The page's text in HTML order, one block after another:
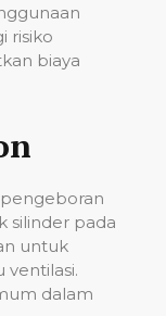
risiko
biaya
silinder pada
untuk
ventilasi.
dalam